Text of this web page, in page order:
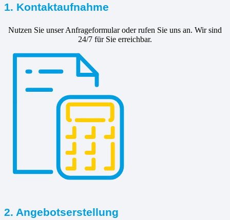
1. Kontaktaufnahme
Nutzen Sie unser Anfrageformular oder rufen Sie uns an. Wir sind
24/7 für Sie erreichbar.
2. Angebotserstellung